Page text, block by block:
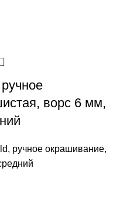
₽
ворс 6 мм,
ручное окрашивание,